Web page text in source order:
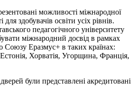
можливості міжнародної
для здобувачів освіти усіх рівнів.
педагогічного університету
міжнародний досвід в рамках
Союзу Еразмус+ в таких країнах:
Хорватія, Угорщина, Франція,
були представлені акредитовані